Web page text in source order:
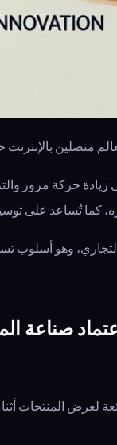
متصلين
زيادة حركة مرور
كما تُساعد على
وهو أسلوب
لعرض المنتجات